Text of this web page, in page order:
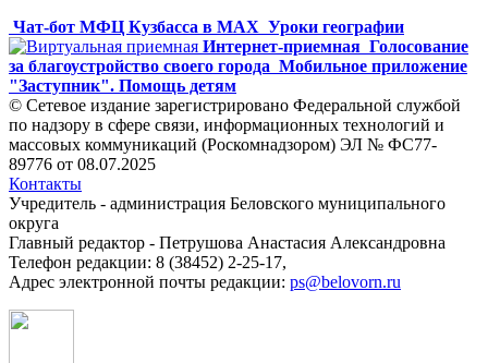
Чат-бот МФЦ Кузбасса в MAX Уроки географии
Интернет-приемная Голосование
за благоустройство своего города Мобильное приложение
"Заступник". Помощь детям
© Сетевое издание зарегистрировано Федеральной службой
по надзору в сфере связи, информационных технологий и
массовых коммуникаций (Роскомнадзором) ЭЛ № ФС77-
89776 от 08.07.2025
Контакты
Учредитель - администрация Беловского муниципального
округа
Главный редактор - Петрушова Анастасия Александровна
Телефон редакции: 8 (38452) 2-25-17,
Адрес электронной почты редакции: ps@belovorn.ru